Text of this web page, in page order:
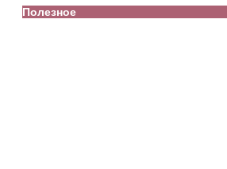
Полезное